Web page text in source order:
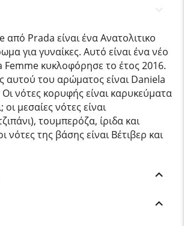
από Prada είναι ένα Ανατολιτικο
για γυναίκες. Αυτό είναι ένα νέο
κυκλοφόρησε το έτος 2016.
αυτού του αρώματος είναι Daniela
νότες κορυφής είναι καρυκεύματα
οι μεσαίες νότες είναι
τουμπερόζα, ίριδα και
νότες της βάσης είναι Βέτιβερ και